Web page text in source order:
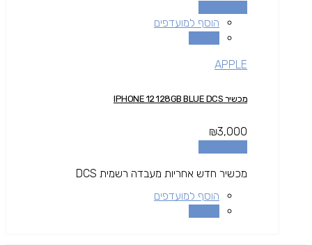
הוסף למועדפים
APPLE
מכשיר IPHONE 12 128GB BLUE DCS
₪3,000
מכשיר חדש אחריות מעבדה רשמית DCS
הוסף למועדפים